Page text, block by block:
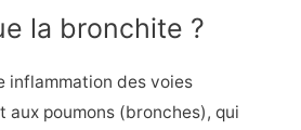
la bronchite ?
inflammation des voies
aux poumons (bronches), qui